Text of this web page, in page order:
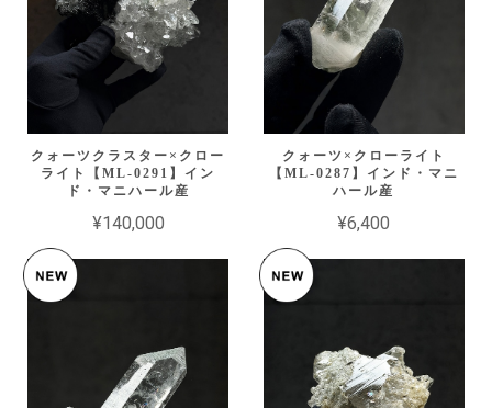
クォーツクラスター×クロー
ライト【ML-0291】イン
ド・マニハール産
¥140,000
クォーツ×クローライト
【ML-0287】インド・マニ
ハール産
¥6,400